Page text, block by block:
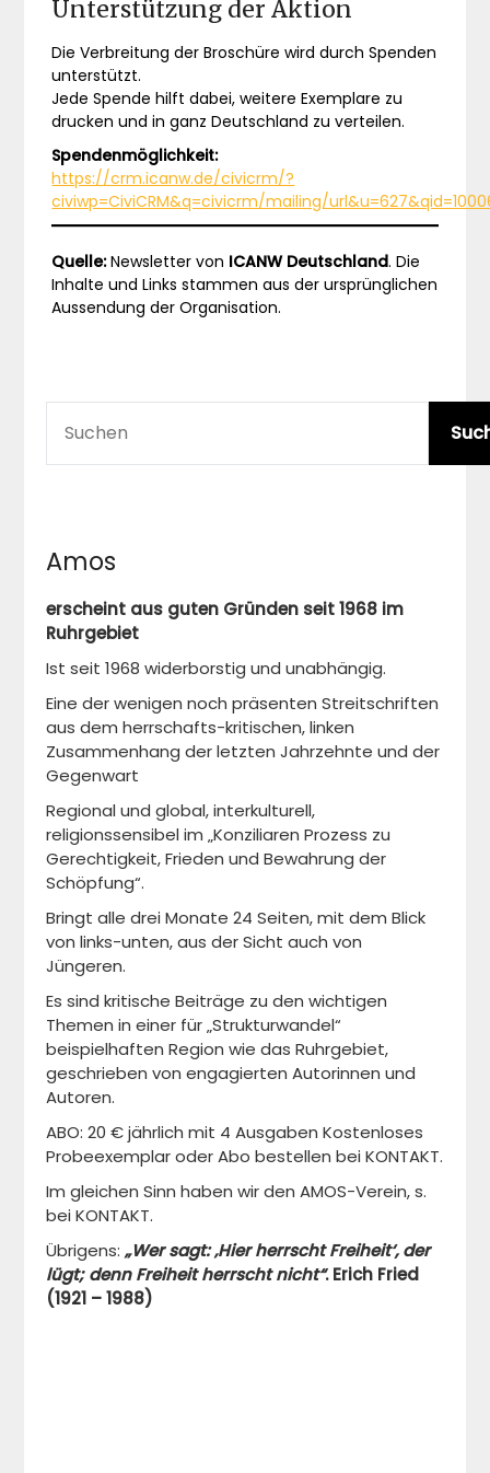
Unterstützung der Aktion
Die Verbreitung der Broschüre wird durch Spenden
unterstützt.
Jede Spende hilft dabei, weitere Exemplare zu
drucken und in ganz Deutschland zu verteilen.
Spendenmöglichkeit:
https://crm.icanw.de/civicrm/?
civiwp=CiviCRM&q=civicrm/mailing/
Quelle:Newsletter von ICANW Deutschland. Die
Inhalte und Links stammen aus der ursprünglichen
Aussendung der Organisation.
Amos
erscheint aus guten Gründen seit 1968 im
Ruhrgebiet
Ist seit 1968 widerborstig und unabhängig.
Eine der wenigen noch präsenten Streitschriften
aus dem herrschafts-kritischen, linken
Zusammenhang der letzten Jahrzehnte und der
Gegenwart
Regional und global, interkulturell,
religionssensibel im „Konziliaren Prozess zu
Gerechtigkeit, Frieden und Bewahrung der
Schöpfung“.
Bringt alle drei Monate 24 Seiten, mit dem Blick
von links-unten, aus der Sicht auch von
Jüngeren.
Es sind kritische Beiträge zu den wichtigen
Themen in einer für „Strukturwandel“
beispielhaften Region wie das Ruhrgebiet,
geschrieben von engagierten Autorinnen und
Autoren.
ABO: 20 € jährlich mit 4 Ausgaben Kostenloses
Probeexemplar oder Abo bestellen bei KONTAKT.
Im gleichen Sinn haben wir den AMOS-Verein, s.
bei KONTAKT.
Übrigens: „Wer sagt: ‚Hier herrscht Freiheit‘, der
lügt; denn Freiheit herrscht nicht“. Erich Fried
(1921 – 1988)